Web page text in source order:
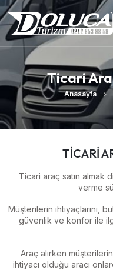
Ticari
Anasayfa
TİCARİ
Ticari araç satın almak
verme
Müşterilerin ihtiyaçlarını,
güvenlik ve konfor ile
Araç alırken
ihtiyacı olduğu aracı